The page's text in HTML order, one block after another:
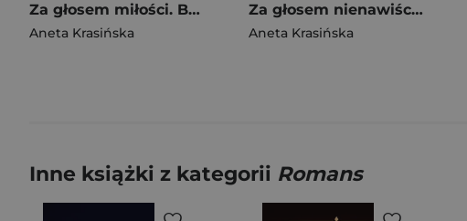
Za głosem miłości. Barwy uczuć. Tom 1 Duże Litery
Aneta Krasińska
Za głosem nienawiści. Barwy uczuć. Tom 2 Duże litery
Aneta Krasińska
Inne książki z kategorii Romans